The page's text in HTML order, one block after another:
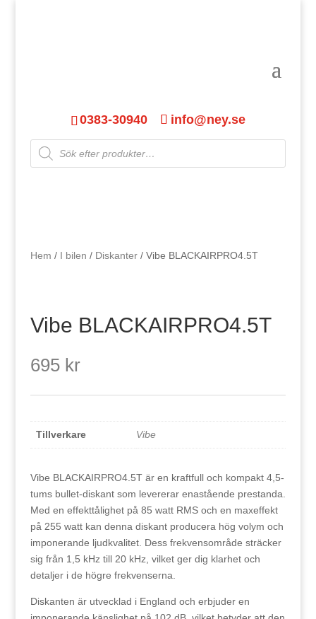
0383-30940 info@ney.se
Products
search
Hem / I bilen / Diskanter/ Vibe BLACKAIRPRO4.5T
Vibe BLACKAIRPRO4.5T
695 kr
Tillverkare Vibe
Vibe BLACKAIRPRO4.5T är en kraftfull och kompakt 4,5-
tums bullet-diskant som levererar enastående prestanda.
Med en effekttålighet på 85 watt RMS och en maxeffekt
på 255 watt kan denna diskant producera hög volym och
imponerande ljudkvalitet. Dess frekvensområde sträcker
sig från 1,5 kHz till 20 kHz, vilket ger dig klarhet och
detaljer i de högre frekvenserna.
Diskanten är utvecklad i England och erbjuder en